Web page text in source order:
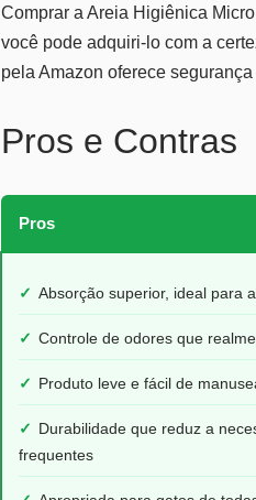
Comprar a Areia Higiênica
você pode adquiri-lo com a
pela Amazon oferece
Pros e Contras
Pros
✓ Absorção superior, ideal para
✓ Controle de odores que
✓ Produto leve e fácil de
✓ Durabilidade que reduz a
frequentes